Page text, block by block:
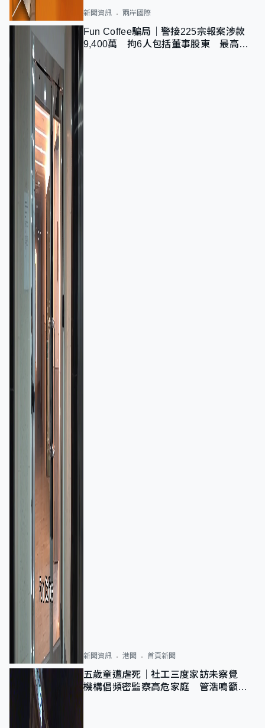
新聞資訊 兩岸國際
Fun Coffee騙局｜警接225宗報案涉款
9,400萬 拘6人包括董事股東 最高金
新聞資訊 港聞 首頁新聞
五歲童遭虐死｜社工三度家訪未察覺
機構倡頻密監察高危家庭 管浩鳴籲加